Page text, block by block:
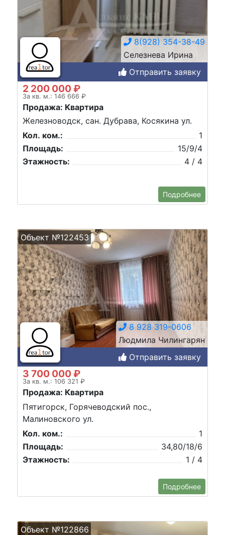
8(928) 354-38-49
Селезнева Ирина
Отправить заявку
2 200 000 ₽
За кв. м.: 146 666 ₽
Продажа: Квартира
Железноводск, сан. Дубрава, Косякина ул.
Кол. ком.:
1
Площадь:
15/9/4
Этажность:
4 / 4
Подробнее
Объект №122453
8 928 319-0606
Людмила Чилингарян
Отправить заявку
3 700 000 ₽
За кв. м.: 106 321 ₽
Продажа: Квартира
Пятигорск, Горячеводский пос.,
Малиновского ул.
Кол. ком.:
1
Площадь:
34,80/18/6
Этажность:
1 / 4
Подробнее
Объект №122866